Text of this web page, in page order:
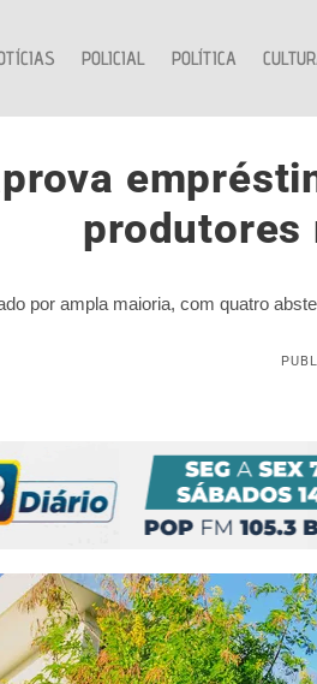
POLICIAL POLÍTICA
produtores
por ampla maioria, com quatro